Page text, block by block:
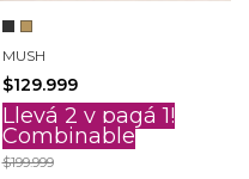
MUSH
$129.999
Llevá 2 y pagá 1!
Combinable
$199.999